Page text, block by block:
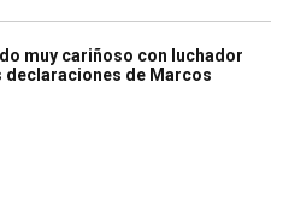
muy cariñoso con luchador
de Marcos